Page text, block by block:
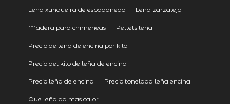
Leña xunqueira de espadañedo Leña zarzalejo
Madera para chimeneas Pellets leña
Precio de leña de encina por kilo
Precio del kilo de leña de encina
Precio leña de encina Precio tonelada leña encina
Que leña da mas calor